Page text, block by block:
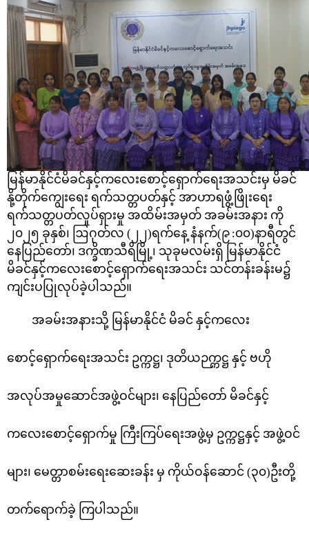
မြန်မာနိုင်ငံမိခင်နှင့်ကလေးစောင့်‌ရှောက်ရေးအသင်းမှ မိခင်
နို့တိုက်ကျွေးရေး ရက်သတ္တပတ်နှင့် အာဟာရဖွံ့ဖြိုးရေး
ရက်သတ္တပတ်လှုပ်ရှားမှု အထိမ်းအမှတ် အခမ်းအနား ကို
၂၀၂၅ ခုနှစ်၊ ဩဂုတ်လ (၂၂)ရက်နေ့ နံနက်(၉ :၀၀)နာရီတွင်
နေပြည်တော်၊ ဒက္ခိဏသီရိမြို့၊ သုခုမလမ်းရှိ မြန်မာနိုင်ငံ
မိခင်နှင့်ကလေးစောင့်ရှောက်ရေးအသင်း သင်တန်းခန်းမ၌
ကျင်းပပြုလုပ်ခဲ့ပါသည်။
အခမ်းအနားသို့ မြန်မာနိုင်ငံ မိခင် နှင့်ကလေး
စောင့်ရှောက်ရေးအသင်း ဥက္ကဋ္ဌ၊ ဒုတိယဉက္ကဋ္ဌ နှင့် ဗဟို
အလုပ်အမှုဆောင်အဖွဲ့ဝင်များ၊ နေပြည်တော် မိခင်နှင့်
ကလေးစောင့်ရှောက်မှု ကြီးကြပ်ရေးအဖွဲ့မှ ဥက္ကဋ္ဌနှင့် အဖွဲ့ဝင်
များ၊ မေတ္တာစမ်းရေးဆေးခန်း မှ ကိုယ်ဝန်ဆောင် (၃၀)ဦးတို့
တက်ရောက်ခဲ့ ကြပါသည်။